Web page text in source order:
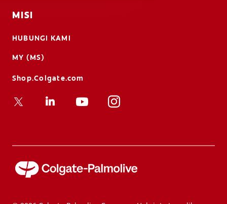
MISI
HUBUNGI KAMI
MY (MS)
Shop.Colgate.com